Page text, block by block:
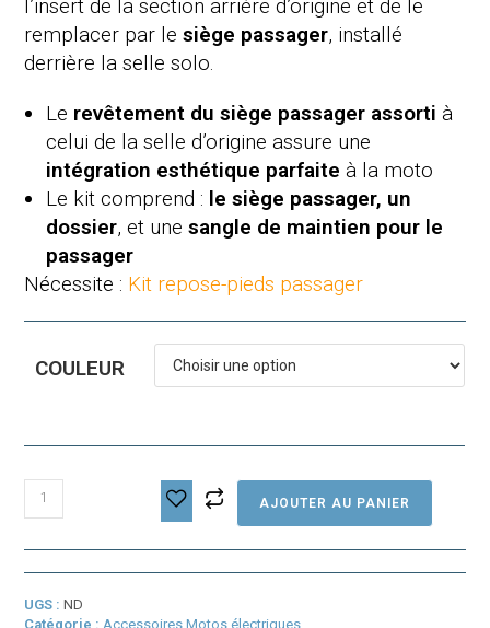
l’insert de la section arrière d’origine et de le
remplacer par lesiège passager, installé
derrière la selle solo.
Le revêtement du siège passager assorti à
celui de la selle d’origine assure une
intégration esthétique parfaite à la moto
Le kit comprend : le siège passager, un
dossier, et unesangle de maintien pour le
passager
Nécessite : Kit repose-pieds passager
COULEUR
passager
Livewire
Mulholland
AJOUTER AU PANIER
UGS :ND
Catégorie : Accessoires Motos électriques